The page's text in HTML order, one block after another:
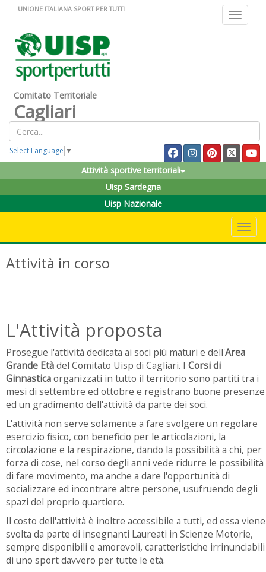
Toggle
UNIONE ITALIANA SPORT PER TUTTI
Comitato Territoriale
Cagliari
Select Language ▼
Attività sportive territoriali
Uisp Sardegna
Uisp Nazionale
Attività in corso
L'Attività proposta
Prosegue l'attività dedicata ai soci più maturi e dell'Area
Grande Etàdel Comitato Uisp di Cagliari. I Corsi di
Ginnasticaorganizzati in tutto il territorio sono partiti tra i
mesi di settembre ed ottobre e registrano buone presenze
ed un gradimento dell'attività da parte dei soci.
L'attività non serve solamente a fare svolgere un regolare
esercizio fisico, con beneficio per le articolazioni, la
circolazione e la respirazione, dando la possibilità a chi, per
forza di cose, nel corso degli anni vede ridurre le possibilità
di fare movimento, ma anche a dare l'opportunità di
socializzare ed incontrare altre persone, usufruendo degli
spazi del proprio quartiere.
Il costo dell'attività è inoltre accessibile a tutti, ed essa viene
svolta da parte di insegnanti Laureati in Scienze Motorie,
sempre disponibili e amorevoli, caratteristiche irrinunciabili
di uno sport davvero per tutte le età.